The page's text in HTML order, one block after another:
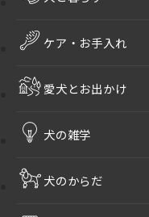
ケア・お手入れ
愛犬とお出かけ
犬の雑学
犬のからだ